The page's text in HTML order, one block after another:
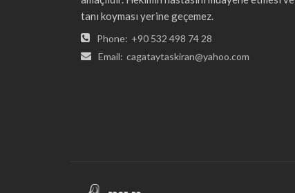
tanı koyması yerine geçemez.
Phone: +90 532 498 74 28
Email: cagataytaskiran@yahoo.com